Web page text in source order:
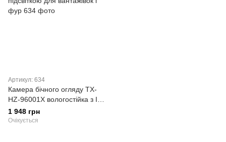
Артикул: 634
Камера бічного огляду TX-
HZ-96001X вологостійка з ІЧ-
підсвіткою для вантажівок і
фур
1 948 грн
Очікується